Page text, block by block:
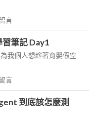
言
筆記 Day1
我個人想趁著育嬰假空
言
到底該怎麼測